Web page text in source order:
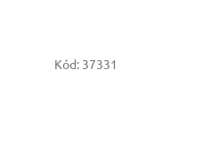
Kód: 37331